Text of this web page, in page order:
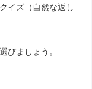
イズ（自然な返し
びましょう。